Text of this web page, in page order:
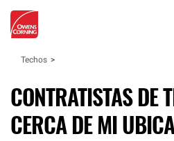
Techos
CONTRATISTAS DE
CERCA DE MI